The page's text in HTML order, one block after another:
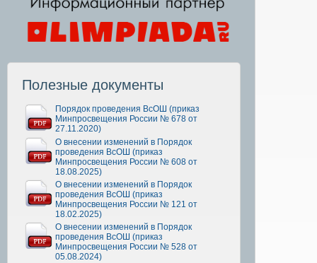
Полезные документы
Порядок проведения ВсОШ (приказ
Минпросвещения России № 678 от
27.11.2020)
О внесении изменений в Порядок
проведения ВсОШ (приказ
Минпросвещения России № 608 от
18.08.2025)
О внесении изменений в Порядок
проведения ВсОШ (приказ
Минпросвещения России № 121 от
18.02.2025)
О внесении изменений в Порядок
проведения ВсОШ (приказ
Минпросвещения России № 528 от
05.08.2024)